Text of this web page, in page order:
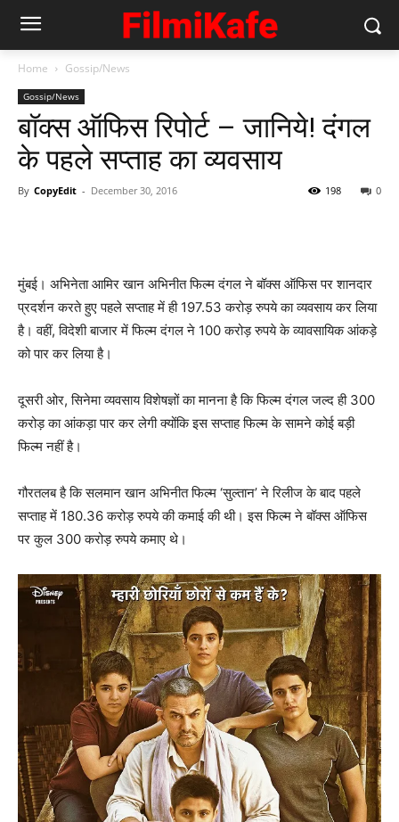
Home Gossip/News
Gossip/News
बॉक्‍स ऑफिस रिपोर्ट – जानिये! दंगल
के पहले सप्‍ताह का व्‍यवसाय
By CopyEdit - December 30, 2016 0
198
मुंबई। अभिनेता आमिर खान अभिनीत फिल्‍म दंगल ने बॉक्‍स ऑफिस पर शानदार
प्रदर्शन करते हुए पहले सप्ताह में ही 197.53 करोड़ रुपये का व्‍यवसाय कर लिया
है। वहीं, विदेशी बाजार में फिल्‍म दंगल ने 100 करोड़ रुपये के व्‍यावसायिक आंकड़े
को पार कर लिया है।
दूसरी ओर, सिनेमा व्‍यवसाय विशेषज्ञों का मानना है कि फिल्‍म दंगल जल्द ही 300
करोड़ का आंकड़ा पार कर लेगी क्‍योंकि इस सप्‍ताह फिल्‍म के सामने कोई बड़ी
फिल्‍म नहीं है।
गौरतलब है कि सलमान खान अभिनीत फिल्‍म ‘सुल्तान’ ने रिलीज के बाद पहले
सप्ताह में 180.36 करोड़ रुपये की कमाई की थी। इस फिल्म ने बॉक्स ऑफिस
पर कुल 300 करोड़ रुपये कमाए थे।